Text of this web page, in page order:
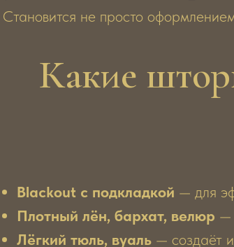
Становится не просто
Какие
Blackout с подкладкой — для
Плотный лён, бархат, велюр —
Лёгкий тюль, вуаль — создаёт